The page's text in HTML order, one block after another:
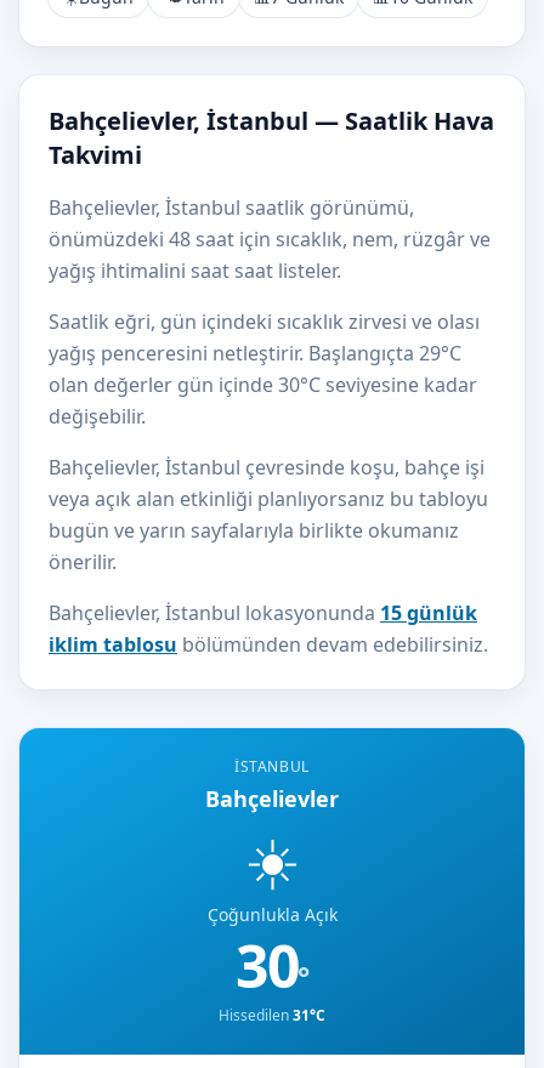
İSTANBUL
Bahçelievler
☀️
Çoğunlukla Açık
30°
Hissedilen31°C
Bahçelievler, İstanbul — Saatlik Hava
Takvimi
Bahçelievler, İstanbul saatlik görünümü,
önümüzdeki 48 saat için sıcaklık, nem, rüzgâr ve
yağış ihtimalini saat saat listeler.
Saatlik eğri, gün içindeki sıcaklık zirvesi ve olası
yağış penceresini netleştirir. Başlangıçta 29°C
olan değerler gün içinde 30°C seviyesine kadar
değişebilir.
Bahçelievler, İstanbul çevresinde koşu, bahçe işi
veya açık alan etkinliği planlıyorsanız bu tabloyu
bugün ve yarın sayfalarıyla birlikte okumanız
önerilir.
Bahçelievler, İstanbul lokasyonunda 15 günlük
iklim tablosu bölümünden devam edebilirsiniz.